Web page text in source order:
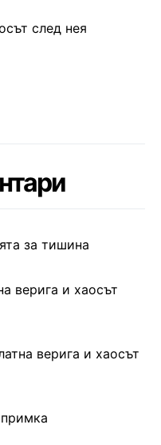
след нея
за тишина
верига и хаосът
верига и хаосът